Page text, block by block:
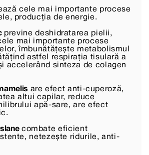
cele mai importante procese
producția de energie.
previne deshidratarea pielii,
mai importante procese
îmbunătățește metabolismul
astfel respirația tisulară a
accelerând sinteza de colagen
are efect anti-cuperoză,
altui capilar, reduce
apă-sare, are efect
combate eficient
netezește ridurile, anti-